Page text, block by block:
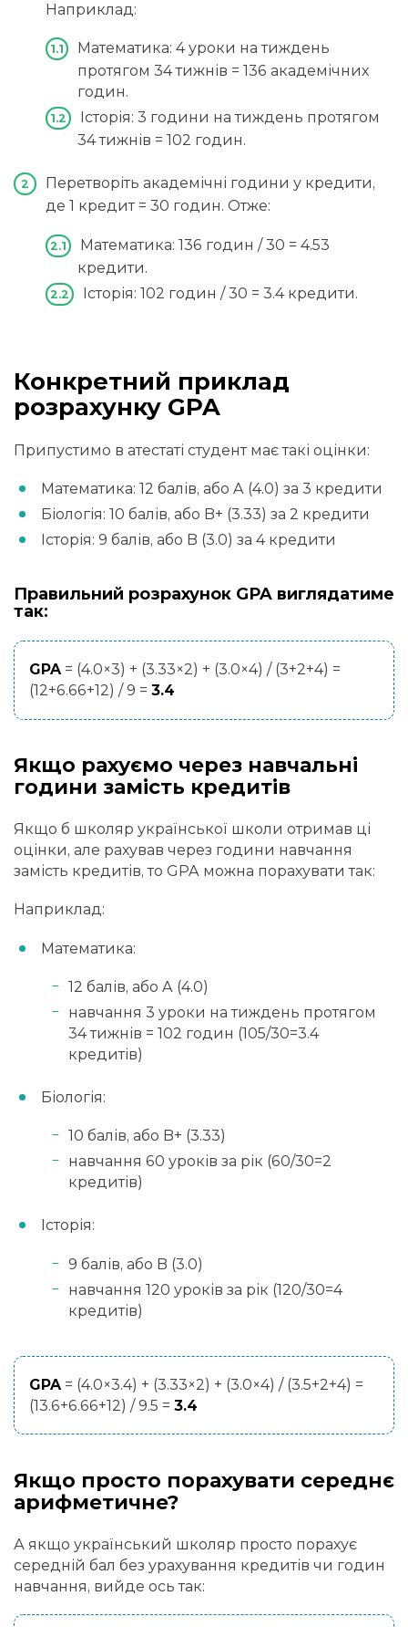
Наприклад:
Математика: 4 уроки на тиждень
протягом 34 тижнів = 136 академічних
годин.
Історія: 3 години на тиждень протягом
34 тижнів = 102 годин.
Перетворіть академічні години у кредити,
де 1 кредит = 30 годин. Отже:
Математика: 136 годин / 30 = 4.53
кредити.
Історія: 102 годин / 30 = 3.4 кредити.
Конкретний приклад
розрахунку GPA
Припустимо в атестаті студент має такі оцінки:
Математика: 12 балів, або A (4.0) за 3 кредити
Біологія: 10 балів, або B+ (3.33) за 2 кредити
Історія: 9 балів, або B (3.0) за 4 кредити
Правильний розрахунок GPA виглядатиме
так:
GPA= (4.0×3) + (3.33×2) + (3.0×4) / (3+2+4) =
(12+6.66+12) / 9 = 3.4
Якщо рахуємо через навчальні
години замість кредитів
Якщо б школяр української школи отримав ці
оцінки, але рахував через години навчання
замість кредитів, то GPA можна порахувати так:
Наприклад:
Математика:
12 балів, або A (4.0)
навчання 3 уроки на тиждень протягом
34 тижнів = 102 годин (105/30=3.4
кредитів)
Біологія:
10 балів, або B+ (3.33)
навчання 60 уроків за рік (60/30=2
кредитів)
Історія:
9 балів, або B (3.0)
навчання 120 уроків за рік (120/30=4
кредитів)
GPA= (4.0×3.4) + (3.33×2) + (3.0×4) / (3.5+2+4) =
(13.6+6.66+12) / 9.5 = 3.4
Якщо просто порахувати середнє
арифметичне?
А якщо український школяр просто порахує
середній бал без урахування кредитів чи годин
навчання, вийде ось так: